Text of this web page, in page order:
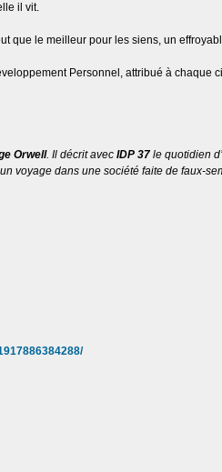
il vit.
que le meilleur pour les siens, un
Personnel, attribué à chaque
Orwell. Il décrit avec IDP 37 le quotidien
voyage dans une société faite de faux-